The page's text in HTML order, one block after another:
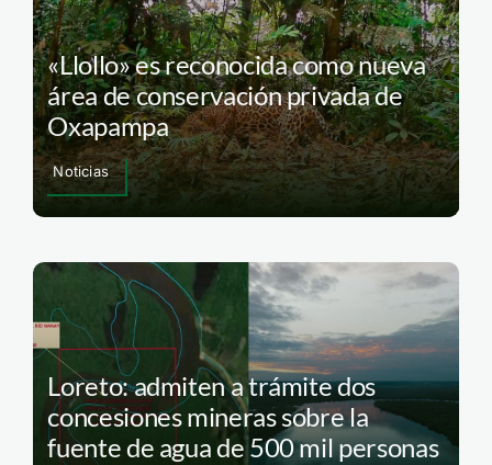
«Llollo» es reconocida como nueva
área de conservación privada de
Oxapampa
Noticias
Loreto: admiten a trámite dos
concesiones mineras sobre la
fuente de agua de 500 mil personas